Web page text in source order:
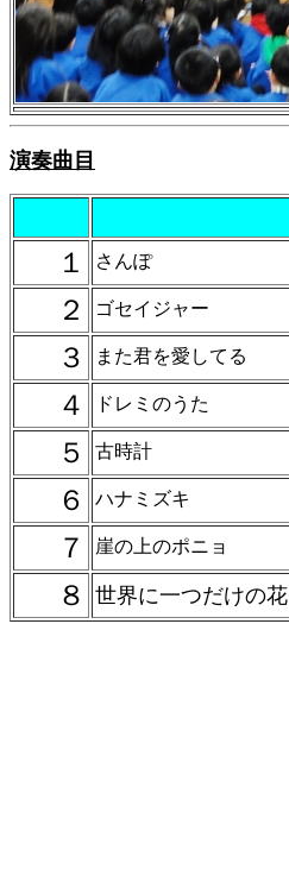
演奏曲目
１ さんぽ
２ ゴセイジャー
３ また君を愛してる
４ ドレミのうた
５ 古時計
６ ハナミズキ
７ 崖の上のポニョ
８ 世界に一つだけの花